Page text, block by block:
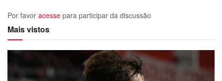
Por favor acesse para participar da discussão
Mais vistos